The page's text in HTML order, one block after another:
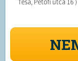
Tésa, Petőfi utca 16 )